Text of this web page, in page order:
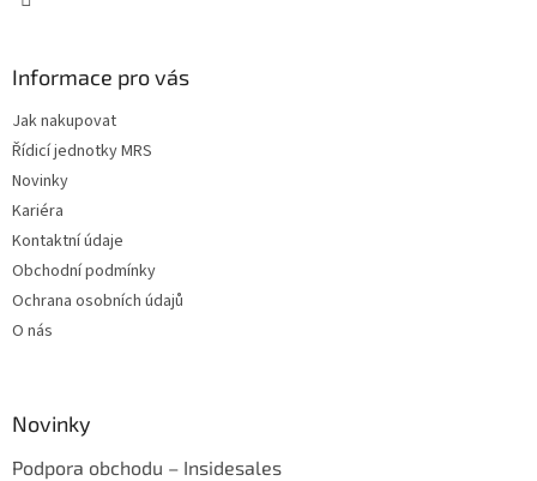
Informace pro vás
Jak nakupovat
Řídicí jednotky MRS
Novinky
Kariéra
Kontaktní údaje
Obchodní podmínky
Ochrana osobních údajů
O nás
Novinky
Podpora obchodu – Insidesales